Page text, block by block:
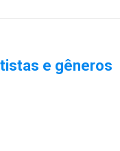
e gêneros